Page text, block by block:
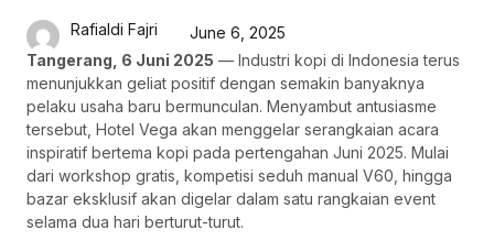
Rafialdi Fajri
June 6, 2025
Tangerang, 6 Juni 2025 — Industri kopi di Indonesia terus
menunjukkan geliat positif dengan semakin banyaknya
pelaku usaha baru bermunculan. Menyambut antusiasme
tersebut, Hotel Vega akan menggelar serangkaian acara
inspiratif bertema kopi pada pertengahan Juni 2025. Mulai
dari workshop gratis, kompetisi seduh manual V60, hingga
bazar eksklusif akan digelar dalam satu rangkaian event
selama dua hari berturut-turut.